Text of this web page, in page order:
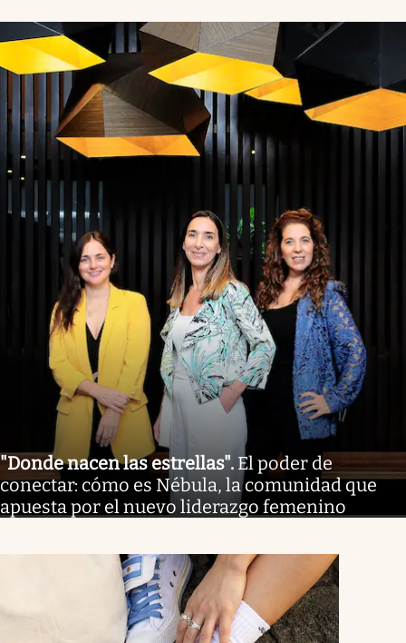
"Donde nacen las estrellas". El poder de
conectar: cómo es Nébula, la comunidad que
apuesta por el nuevo liderazgo femenino